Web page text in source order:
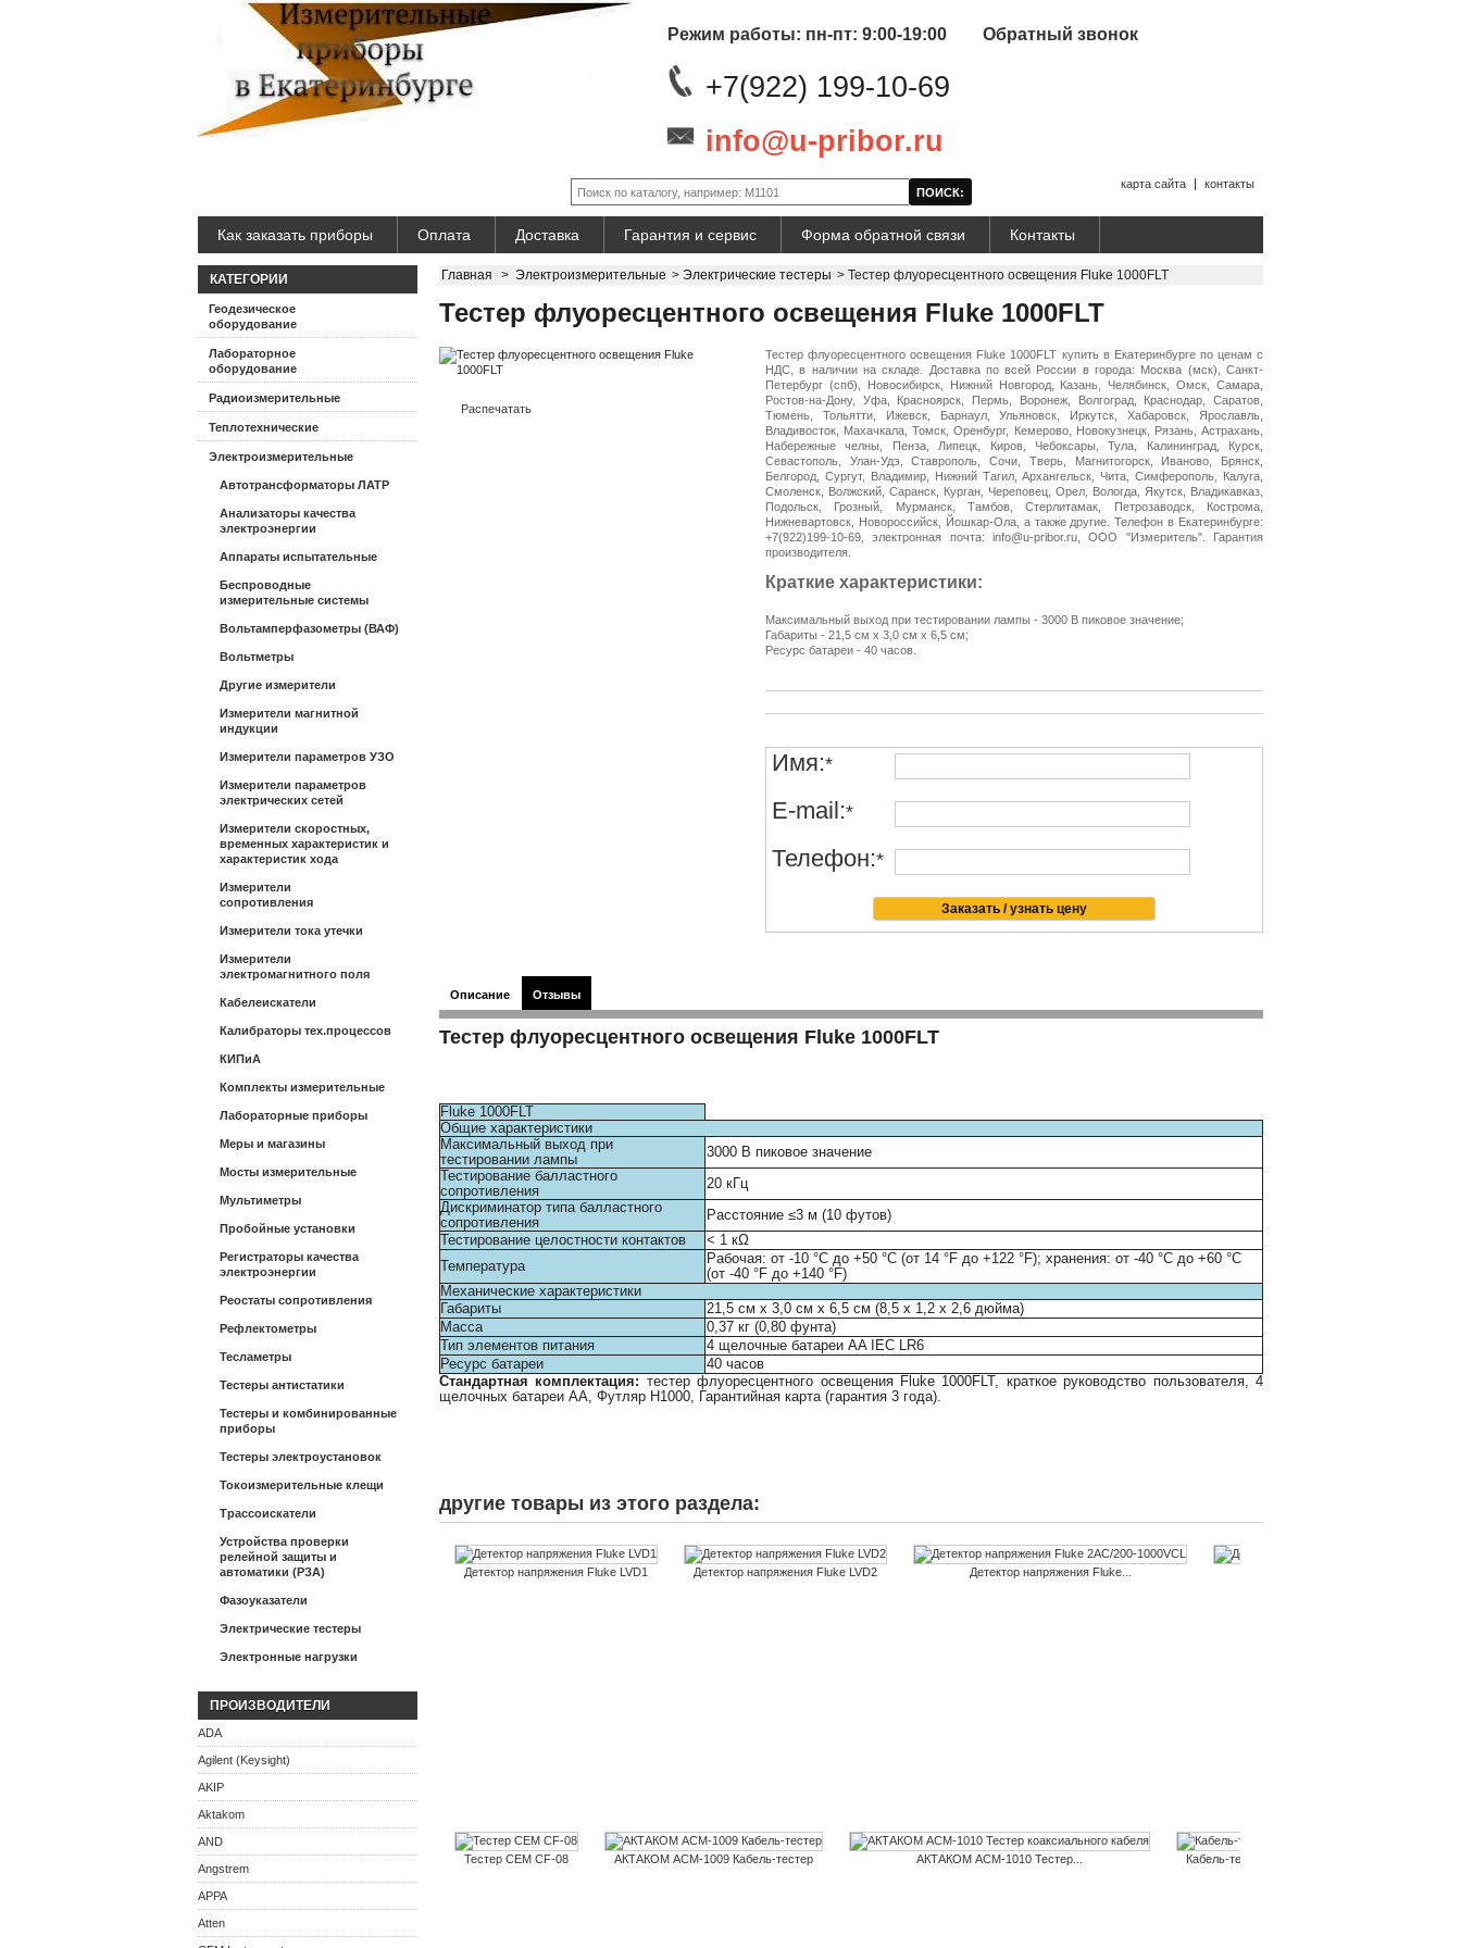
Режим работы: пн-пт: 9:00-19:00
+7(922) 199-10-69
info@u-pribor.ru
Обратный звонок
контакты
карта сайта
Как заказать приборы Оплата Доставка Гарантия и сервис Форма обратной связи Контакты
КАТЕГОРИИ
Геодезическое
оборудование
Лабораторное
оборудование
Радиоизмерительные
Теплотехнические
Электроизмерительные
Автотрансформаторы ЛАТР
Анализаторы качества
электроэнергии
Аппараты испытательные
Беспроводные
измерительные системы
Вольтамперфазометры (ВАФ)
Вольтметры
Другие измерители
Измерители магнитной
индукции
Измерители параметров УЗО
Измерители параметров
электрических сетей
Измерители скоростных,
временных характеристик и
характеристик хода
Измерители
сопротивления
Измерители тока утечки
Измерители
электромагнитного поля
Кабелеискатели
Калибраторы тех.процессов
КИПиА
Комплекты измерительные
Лабораторные приборы
Меры и магазины
Мосты измерительные
Мультиметры
Пробойные установки
Регистраторы качества
электроэнергии
Реостаты сопротивления
Рефлектометры
Тесламетры
Тестеры антистатики
Тестеры и комбинированные
приборы
Тестеры электроустановок
Токоизмерительные клещи
Трассоискатели
Устройства проверки
релейной защиты и
автоматики (РЗА)
Фазоуказатели
Электрические тестеры
Электронные нагрузки
ПРОИЗВОДИТЕЛИ
ADA
Agilent (Keysight)
AKIP
Aktakom
AND
Angstrem
APPA
Atten
Главная > Электроизмерительные > Электрические тестеры > Тестер флуоресцентного освещения Fluke 1000FLT
Тестер флуоресцентного освещения Fluke 1000FLT
Распечатать
Тестер флуоресцентного освещения Fluke 1000FLT купить в Екатеринбурге по ценам с
НДС, в наличии на складе. Доставка по всей России в города: Москва (мск), Санкт-
Петербург (спб), Новосибирск, Нижний Новгород, Казань, Челябинск, Омск, Самара,
Ростов-на-Дону, Уфа, Красноярск, Пермь, Воронеж, Волгоград, Краснодар, Саратов,
Тюмень, Тольятти, Ижевск, Барнаул, Ульяновск, Иркутск, Хабаровск, Ярославль,
Владивосток, Махачкала, Томск, Оренбург, Кемерово, Новокузнецк, Рязань, Астрахань,
Набережные челны, Пенза, Липецк, Киров, Чебоксары, Тула, Калининград, Курск,
Севастополь, Улан-Удэ, Ставрополь, Сочи, Тверь, Магнитогорск, Иваново, Брянск,
Белгород, Сургут, Владимир, Нижний Тагил, Архангельск, Чита, Симферополь, Калуга,
Смоленск, Волжский, Саранск, Курган, Череповец, Орел, Вологда, Якутск, Владикавказ,
Подольск, Грозный, Мурманск, Тамбов, Стерлитамак, Петрозаводск, Кострома,
Нижневартовск, Новороссийск, Йошкар-Ола, а также другие. Телефон в Екатеринбурге:
+7(922)199-10-69, электронная почта: info@u-pribor.ru, ООО "Измеритель". Гарантия
производителя.
Краткие характеристики:
Максимальный выход при тестировании лампы - 3000 В пиковое значение;
Габариты - 21,5 см x 3,0 см x 6,5 см;
Ресурс батареи - 40 часов.
Имя:*
E-mail:*
Телефон:*
Описание Отзывы
Тестер флуоресцентного освещения Fluke 1000FLT
Fluke 1000FLT
Общие характеристики
Максимальный выход при
тестировании лампы
3000 В пиковое значение
Тестирование балластного
сопротивления
20 кГц
Дискриминатор типа балластного
сопротивления
Расстояние ≤3 м (10 футов)
Тестирование целостности контактов
< 1 кΩ
Температура
Рабочая: от -10 °C до +50 °C (от 14 °F до +122 °F); хранения: от -40 °C до +60 °C
(от -40 °F до +140 °F)
Механические характеристики
Габариты
21,5 см x 3,0 см x 6,5 см (8,5 x 1,2 x 2,6 дюйма)
Масса
0,37 кг (0,80 фунта)
Тип элементов питания
4 щелочные батареи AA IEC LR6
Ресурс батареи
40 часов
Стандартная комплектация: тестер флуоресцентного освещения Fluke 1000FLT, краткое руководство пользователя, 4
щелочных батареи AA, Футляр H1000, Гарантийная карта (гарантия 3 года).
другие товары из этого раздела:
Детектор напряжения Fluke LVD1 Детектор напряжения Fluke LVD2 Детектор напряжения Fluke...
Тестер CEM CF-08 АКТАКОМ АСМ-1009 Кабель-тестер АКТАКОМ АСМ-1010 Тестер... Кабель-тестер CEM LA-1011